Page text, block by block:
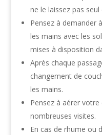
ne le laissez pas
Pensez à demander
les mains avec les
mises à disposition
Après chaque
changement de
les mains.
Pensez à aérer
nombreuses visites.
En cas de rhume ou